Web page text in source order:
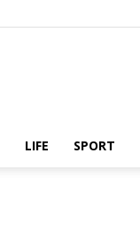
LIFE SPORT